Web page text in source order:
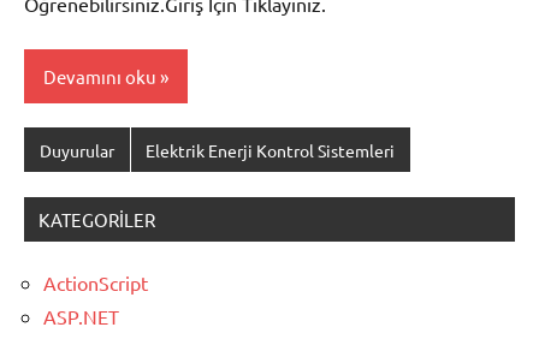
Devamını oku
Duyurular Elektrik Enerji Kontrol Sistemleri
KATEGORILER
ActionScript
ASP.NET